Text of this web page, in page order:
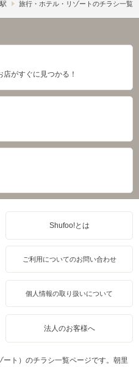
旅行・ホテル・リゾートのチラシ一覧
がすぐに見つかる！
Shufoo!とは
ご利用についてのお問い合わせ
個人情報の取り扱いについて
法人のお客様へ
ト）のチラシ一覧ページです。朝里